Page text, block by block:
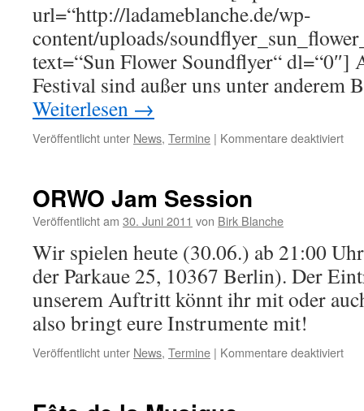
url=“http://ladameblanche.de/wp-
content/uploads/
text=“Sun Flower Soundflyer“ dl=“0″]
Festival sind außer uns unter anderem
Weiterlesen →
Veröffentlicht unter News, Termine | Kommentare deaktiviertfür
ORWO Jam Session
Veröffentlicht am 30. Juni 2011 von Birk Blanche
Wir spielen heute (30.06.) ab 21:00
der Parkaue 25, 10367 Berlin). Der
unserem Auftritt könnt ihr mit oder
also bringt eure Instrumente mit!
Veröffentlicht unter News, Termine | Kommentare deaktiviertfür